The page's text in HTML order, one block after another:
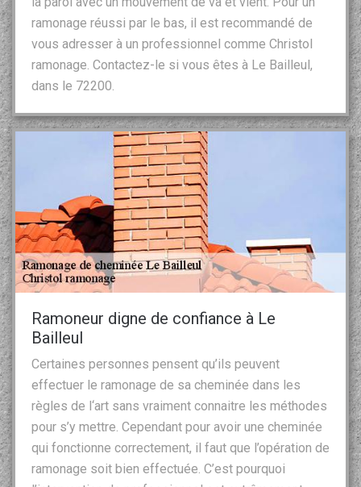
ramonage réussi par le bas, il est recommandé de
vous adresser à un professionnel comme Christol
ramonage. Contactez-le si vous êtes à Le Bailleul,
dans le 72200.
Ramoneur digne de confiance à Le
Bailleul
Certaines personnes pensent qu’ils peuvent
effectuer le ramonage de sa cheminée dans les
règles de l‘art sans vraiment connaitre les méthodes
pour s’y mettre. Cependant pour avoir une cheminée
qui fonctionne correctement, il faut que l’opération de
ramonage soit bien effectuée. C’est pourquoi